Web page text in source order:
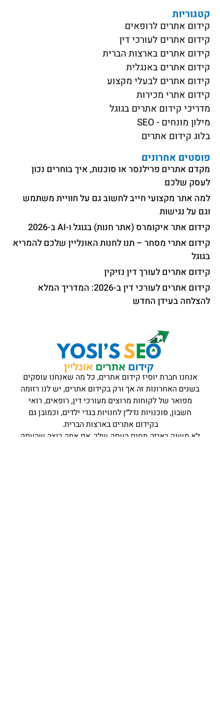
קטגוריות
קידום אתרים לרופאים
קידום אתרים לעורכי דין
קידום אתרים בארצות הברית
קידום אתרים באנגלית
קידום אתרים לבעלי מקצוע
קידום אתרי מכירות
מדריכי קידום אתרים בגוגל
מילון מונחים - SEO
בלוג קידום אתרים
פוסטים אחרונים
מקדם אתרים פרילנסר או סוכנות, איך בוחרים נכון
לעסק שלכם
למה אתר מקצועי חייב לחשוב גם על חוויית משתמש
וגם על נגישות
קידום אתר איקומרס (אתר חנות) בגוגל ו-AI ב-2026
קידום אתרי מסחר – תנו לחנות האונליין שלכם להמריא
בגוגל
קידום אתרים לעורך דין נזיקין
קידום אתרים לעורכי דין ב-2026: המדריך המלא
להצלחה בעידן החדש
אנחנו חברת יוסיז קידום אתרים, כל מה שאנחנו עוסקים
בשנים האחרונות זה אך ורק בקידום אתרים, יש לנו רזומה
מפואר של לקוחות מרוצים מעורכי דין, רופאים, רואי
חשבון, סוכנויות נדל״ן לחנויות בגדי ילדים, וכמובן גם
בקידום אתרים בארצות הברית.
לא משנה באיזה תחום העסק שלך, אם אתה רוצה שהעסק